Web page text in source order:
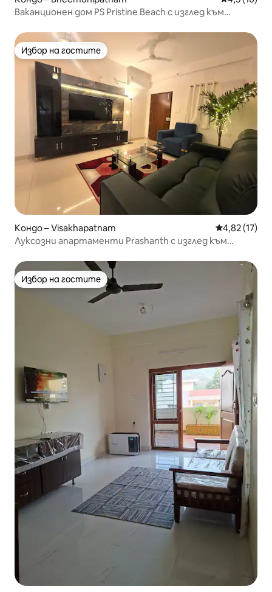
Ваканционен дом PS Pristine Beach с изглед към
Избор на гостите
Избор на гостите
Кондо – Visakhapatnam Средна
4,82 (17)
Луксозни апартаменти Prashanth с изглед към
Избор на гостите
Избор на гостите